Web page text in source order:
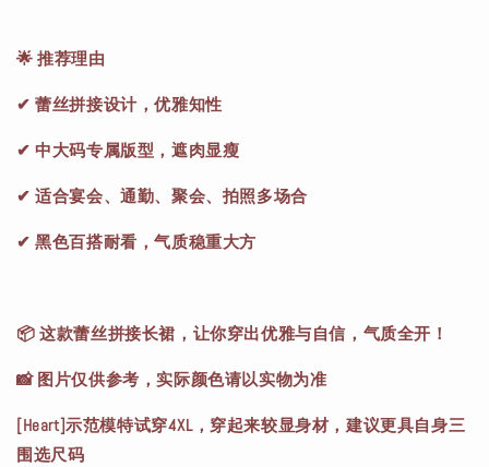
🌟 推荐理由
✔ 蕾丝拼接设计，优雅知性
✔ 中大码专属版型，遮肉显瘦
✔ 适合宴会、通勤、聚会、拍照多场合
✔ 黑色百搭耐看，气质稳重大方
📦 这款蕾丝拼接长裙，让你穿出优雅与自信，气质全开！
📸 图片仅供参考，实际颜色请以实物为准
[Heart]示范模特试穿4XL，穿起来较显身材，建议更具自身三
围选尺码